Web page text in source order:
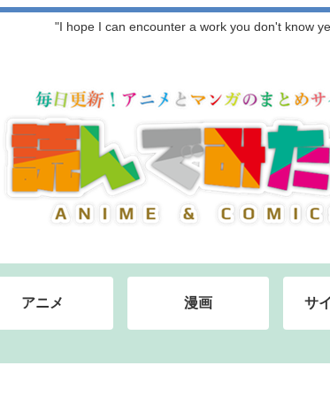
"I hope I can encounter a work you don't know
アニメ 漫画 サ